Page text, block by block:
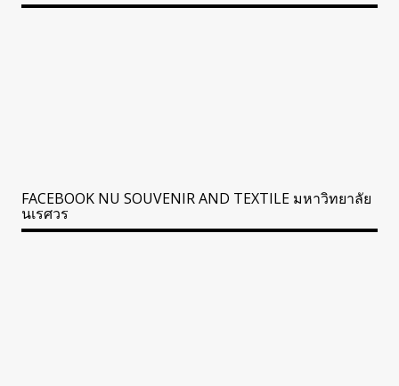
FACEBOOK NU SOUVENIR AND TEXTILE มหาวิทยาลัย
นเรศวร